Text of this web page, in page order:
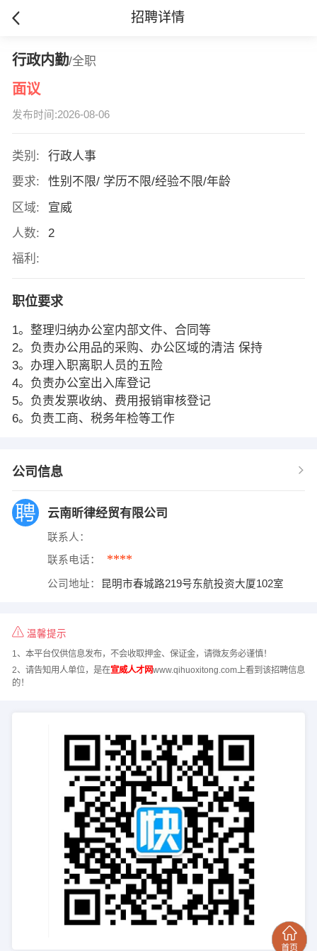
招聘详情
行政内勤/全职
面议
发布时间:2026-08-06
类别:
行政人事
要求:
性别不限/ 学历不限/经验不限/年龄
区域:
宣威
人数:
2
福利:
职位要求
1。整理归纳办公室内部文件、合同等
2。负责办公用品的采购、办公区域的清洁 保持
3。办理入职离职人员的五险
4。负责办公室出入库登记
5。负责发票收纳、费用报销审核登记
6。负责工商、税务年检等工作
公司信息
云南昕律经贸有限公司
联系人：
联系电话： ****
公司地址： 昆明市春城路219号东航投资大厦102室
温馨提示
1、本平台仅供信息发布，不会收取押金、保证金，请微友务必谨慎！
2、请告知用人单位，是在宣威人才网www.qihuoxitong.com上看到该招聘信息
的！